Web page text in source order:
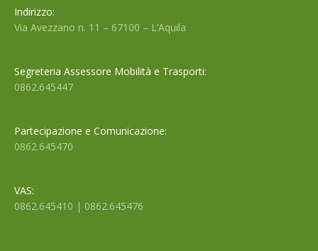
Indirizzo:
Via Avezzano n. 11 – 67100 – L’Aquila
Segreteria Assessore Mobilità e Trasporti:
0862.645447
Partecipazione e Comunicazione:
0862.645470
VAS:
0862.645410 | 0862.645476